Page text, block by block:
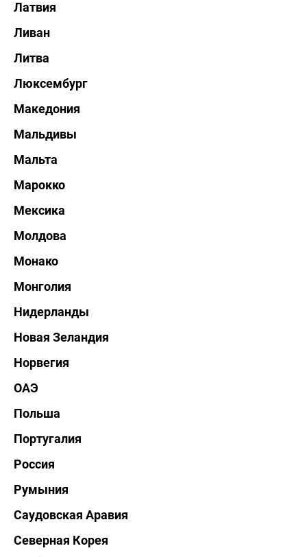
Латвия
Ливан
Литва
Люксембург
Македония
Мальдивы
Мальта
Марокко
Мексика
Молдова
Монако
Монголия
Нидерланды
Новая Зеландия
Норвегия
ОАЭ
Польша
Португалия
Россия
Румыния
Саудовская Аравия
Северная Корея